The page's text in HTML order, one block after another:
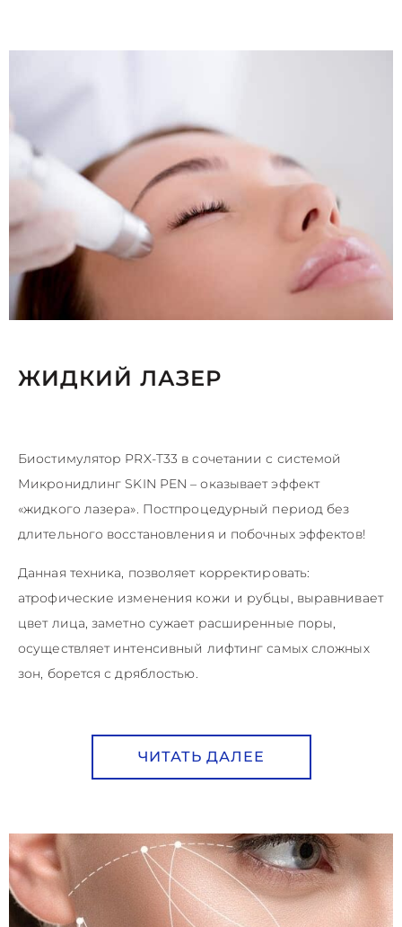
ЖИДКИЙ ЛАЗЕР
Биостимулятор PRX-T33 в сочетании с системой
Микронидлинг SKIN PEN – оказывает эффект
«жидкого лазера». Постпроцедурный период без
длительного восстановления и побочных эффектов!
Данная техника, позволяет корректировать:
атрофические изменения кожи и рубцы, выравнивает
цвет лица, заметно сужает расширенные поры,
осуществляет интенсивный лифтинг самых сложных
зон, борется с дряблостью.
ЧИТАТЬ ДАЛЕЕ